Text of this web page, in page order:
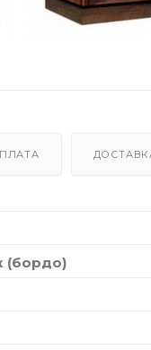
(бордо)